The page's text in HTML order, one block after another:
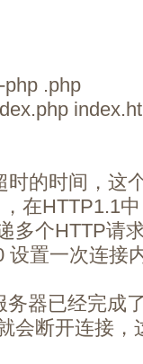
.php
的时间，这
在HTTP1.1
多个HTTP请
设置一次连接
务器已经完成
会断开连接，